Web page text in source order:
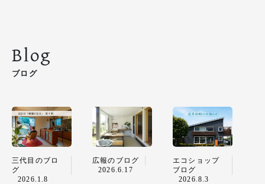
Blog
ブログ
三代目のブロ
グ
2026.1.8
広報のブログ
2026.6.17
エコショップ
ブログ
2026.8.3